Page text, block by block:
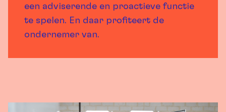
een adviserende en proactieve functie
te spelen. En daar profiteert de
ondernemer van.